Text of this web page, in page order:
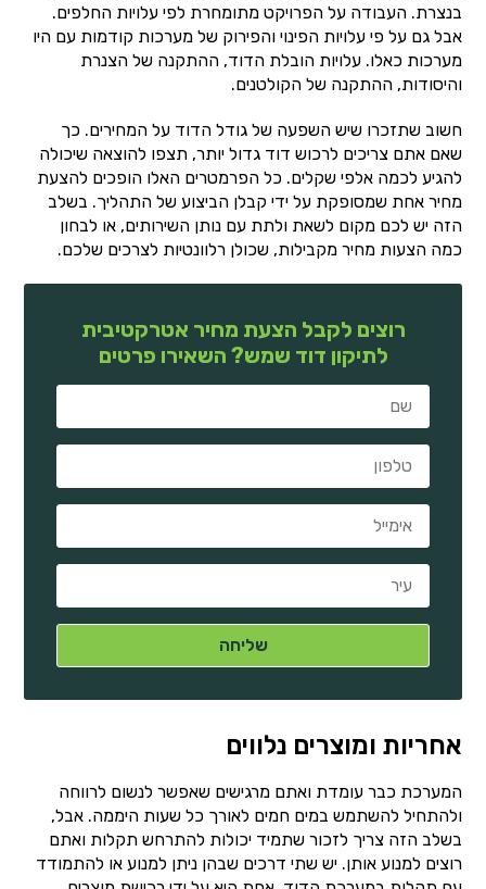
בנצרת. העבודה על הפרויקט מתומחרת לפי עלויות החלפים.
אבל גם על פי עלויות הפינוי והפירוק של מערכות קודמות עם היו
מערכות כאלו. עלויות הובלת הדוד, ההתקנה של הצנרת
והיסודות, ההתקנה של הקולטנים.
חשוב שתזכרו שיש השפעה של גודל הדוד על המחירים. כך
שאם אתם צריכים לרכוש דוד גדול יותר, תצפו להוצאה שיכולה
להגיע לכמה אלפי שקלים. כל הפרמטרים האלו הופכים להצעת
מחיר אחת שמסופקת על ידי קבלן הביצוע של התהליך. בשלב
הזה יש לכם מקום לשאת ולתת עם נותן השירותים, או לבחון
כמה הצעות מחיר מקבילות, שכולן רלוונטיות לצרכים שלכם.
רוצים לקבל הצעת מחיר אטרקטיבית
לתיקון דוד שמש? השאירו פרטים
אחריות ומוצרים נלווים
המערכת כבר עומדת ואתם מרגישים שאפשר לנשום לרווחה
ולהתחיל להשתמש במים חמים לאורך כל שעות היממה. אבל,
בשלב הזה צריך לזכור שתמיד יכולות להתרחש תקלות ואתם
רוצים למנוע אותן. יש שתי דרכים שבהן ניתן למנוע או להתמודד